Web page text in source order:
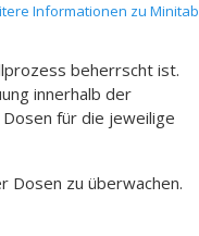
Informationen zu Minitab
beherrscht ist.
innerhalb der
für die jeweilige
Dosen zu überwachen.